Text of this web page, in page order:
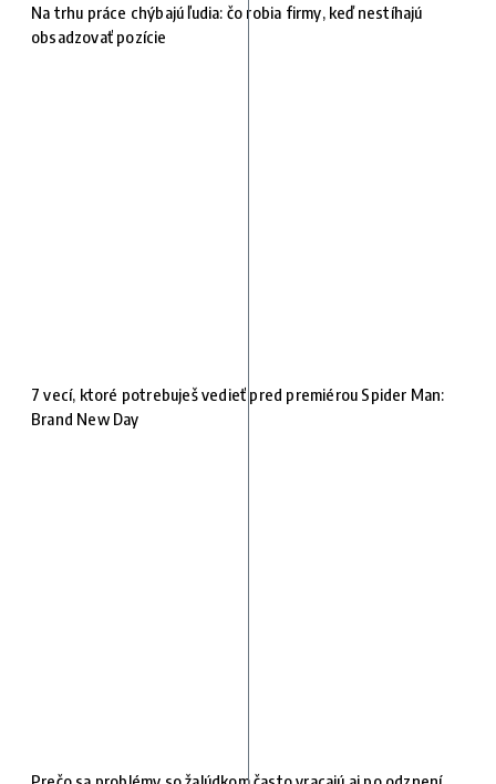
Na trhu práce chýbajú ľudia: čo robia firmy, keď nestíhajú
obsadzovať pozície
7 vecí, ktoré potrebuješ vedieť pred premiérou Spider Man:
Brand New Day